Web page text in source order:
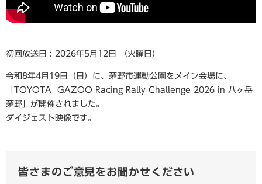
初回放送日 : 2026年5月12日 （火曜日）
令和8年4月19日（日）に、茅野市運動公園をメイン会場に、
「TOYOTA GAZOO Racing Rally Challenge 2026 in 八ヶ岳
茅野」が開催されました。
ダイジェスト映像です。
皆さまのご意見をお聞かせください